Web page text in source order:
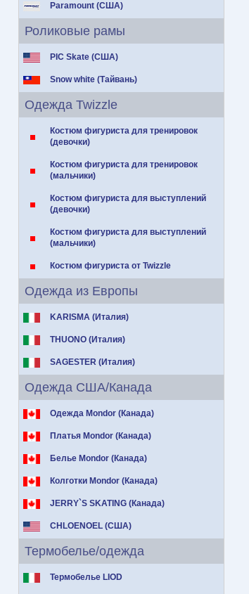
Paramount (США)
Роликовые рамы
PIC Skate (США)
Snow white (Тайвань)
Одежда Twizzle
Костюм фигуриста для тренировок
(девочки)
Костюм фигуриста для тренировок
(мальчики)
Костюм фигуриста для выступлений
(девочки)
Костюм фигуриста для выступлений
(мальчики)
Костюм фигуриста от Twizzle
Одежда из Европы
KARISMA (Италия)
THUONO (Италия)
SAGESTER (Италия)
Одежда США/Канада
Одежда Mondor (Канада)
Платья Mondor (Канада)
Белье Mondor (Канада)
Колготки Mondor (Канада)
JERRY`S SKATING (Канада)
CHLOENOEL (США)
Термобелье/одежда
Термобелье LIOD